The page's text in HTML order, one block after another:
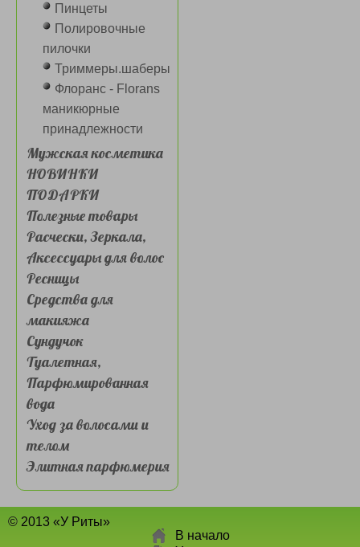
Пинцеты
Полировочные
пилочки
Триммеры.шаберы
Флоранс - Florans
маникюрные
принадлежности
Мужская косметика
НОВИНКИ
ПОДАРКИ
Полезные товары
Расчески, Зеркала,
Аксессуары для волос
Ресницы
Средства для
макияжа
Сундучок
Туалетная,
Парфюмированная
вода
Уход за волосами и
телом
Элитная парфюмерия
© 2013 «У Риты»
В начало